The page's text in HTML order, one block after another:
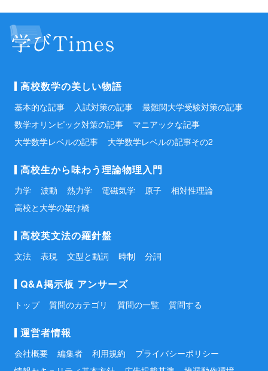
高校数学の美しい物語
基本的な記事 入試対策の記事
最難関大学受験対策の記事
数学オリンピック対策の記事
マニアックな記事
大学数学レベルの記事
大学数学レベルの記事その2
高校生から味わう理論物理入門
力学 波動 熱力学 電磁気学 原子
相対性理論
高校と大学の架け橋
高校英文法の羅針盤
文法 表現 文型と動詞 時制 分詞
Q&A掲示板 アンサーズ
トップ 質問のカテゴリ 質問の一覧 質問する
運営者情報
会社概要 編集者 利用規約
プライバシーポリシー